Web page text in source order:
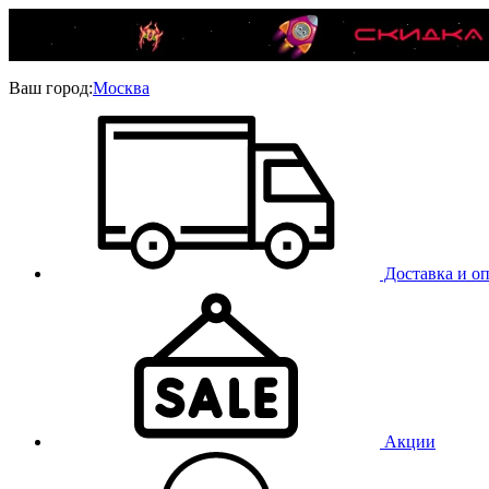
Ваш город:Москва
Доставка и
Акции